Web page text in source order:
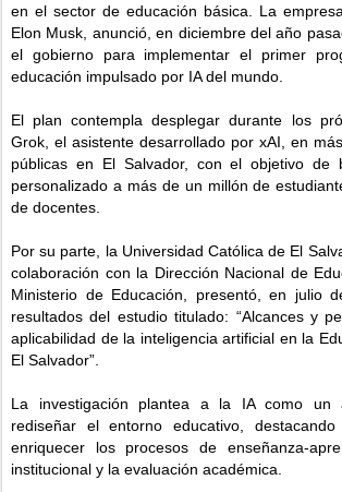
en el sector de educación básica. La
Elon Musk, anunció, en diciembre del año
el gobierno para implementar el primer
educación impulsado por IA del mundo.
El plan contempla desplegar durante los
Grok, el asistente desarrollado por xAI, en
públicas en El Salvador, con el objetivo de
personalizado a más de un millón de
de docentes.
Por su parte, la Universidad Católica de El
colaboración con la Dirección Nacional de
Ministerio de Educación, presentó, en julio
resultados del estudio titulado: “Alcances y
aplicabilidad de la inteligencia artificial en la
El Salvador”.
La investigación plantea a la IA como un
rediseñar el entorno educativo,
enriquecer los procesos de enseñanza-
institucional y la evaluación académica.